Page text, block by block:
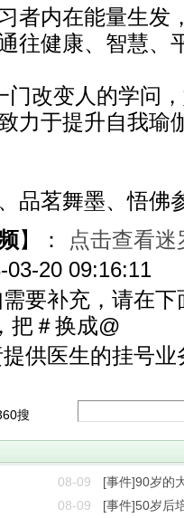
内在能量生发
往健康、智慧、
变人的学问，
力于提升自我瑜
茗舞墨、悟佛
】：
点击查看
03-20 09:16:11
需要补充，请在
把＃换成@
提供医生的挂号业
搜
08-09
[事件]90岁的
08-09 [事件]50岁后